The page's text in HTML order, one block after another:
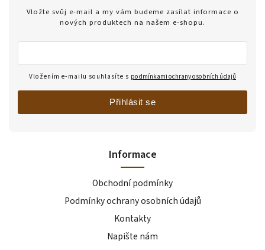
Informace
Obchodní podmínky
Podmínky ochrany osobních údajů
Kontakty
Napište nám
Vložte svůj e-mail a my vám budeme zasílat informace o
nových produktech na našem e-shopu.
Vložením e-mailu souhlasíte s podmínkami ochrany osobních údajů
Přihlásit se